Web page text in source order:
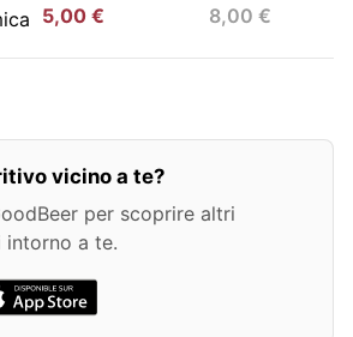
5,00 € 8,00 €
vicino a te?
per scoprire altri
intorno a te.